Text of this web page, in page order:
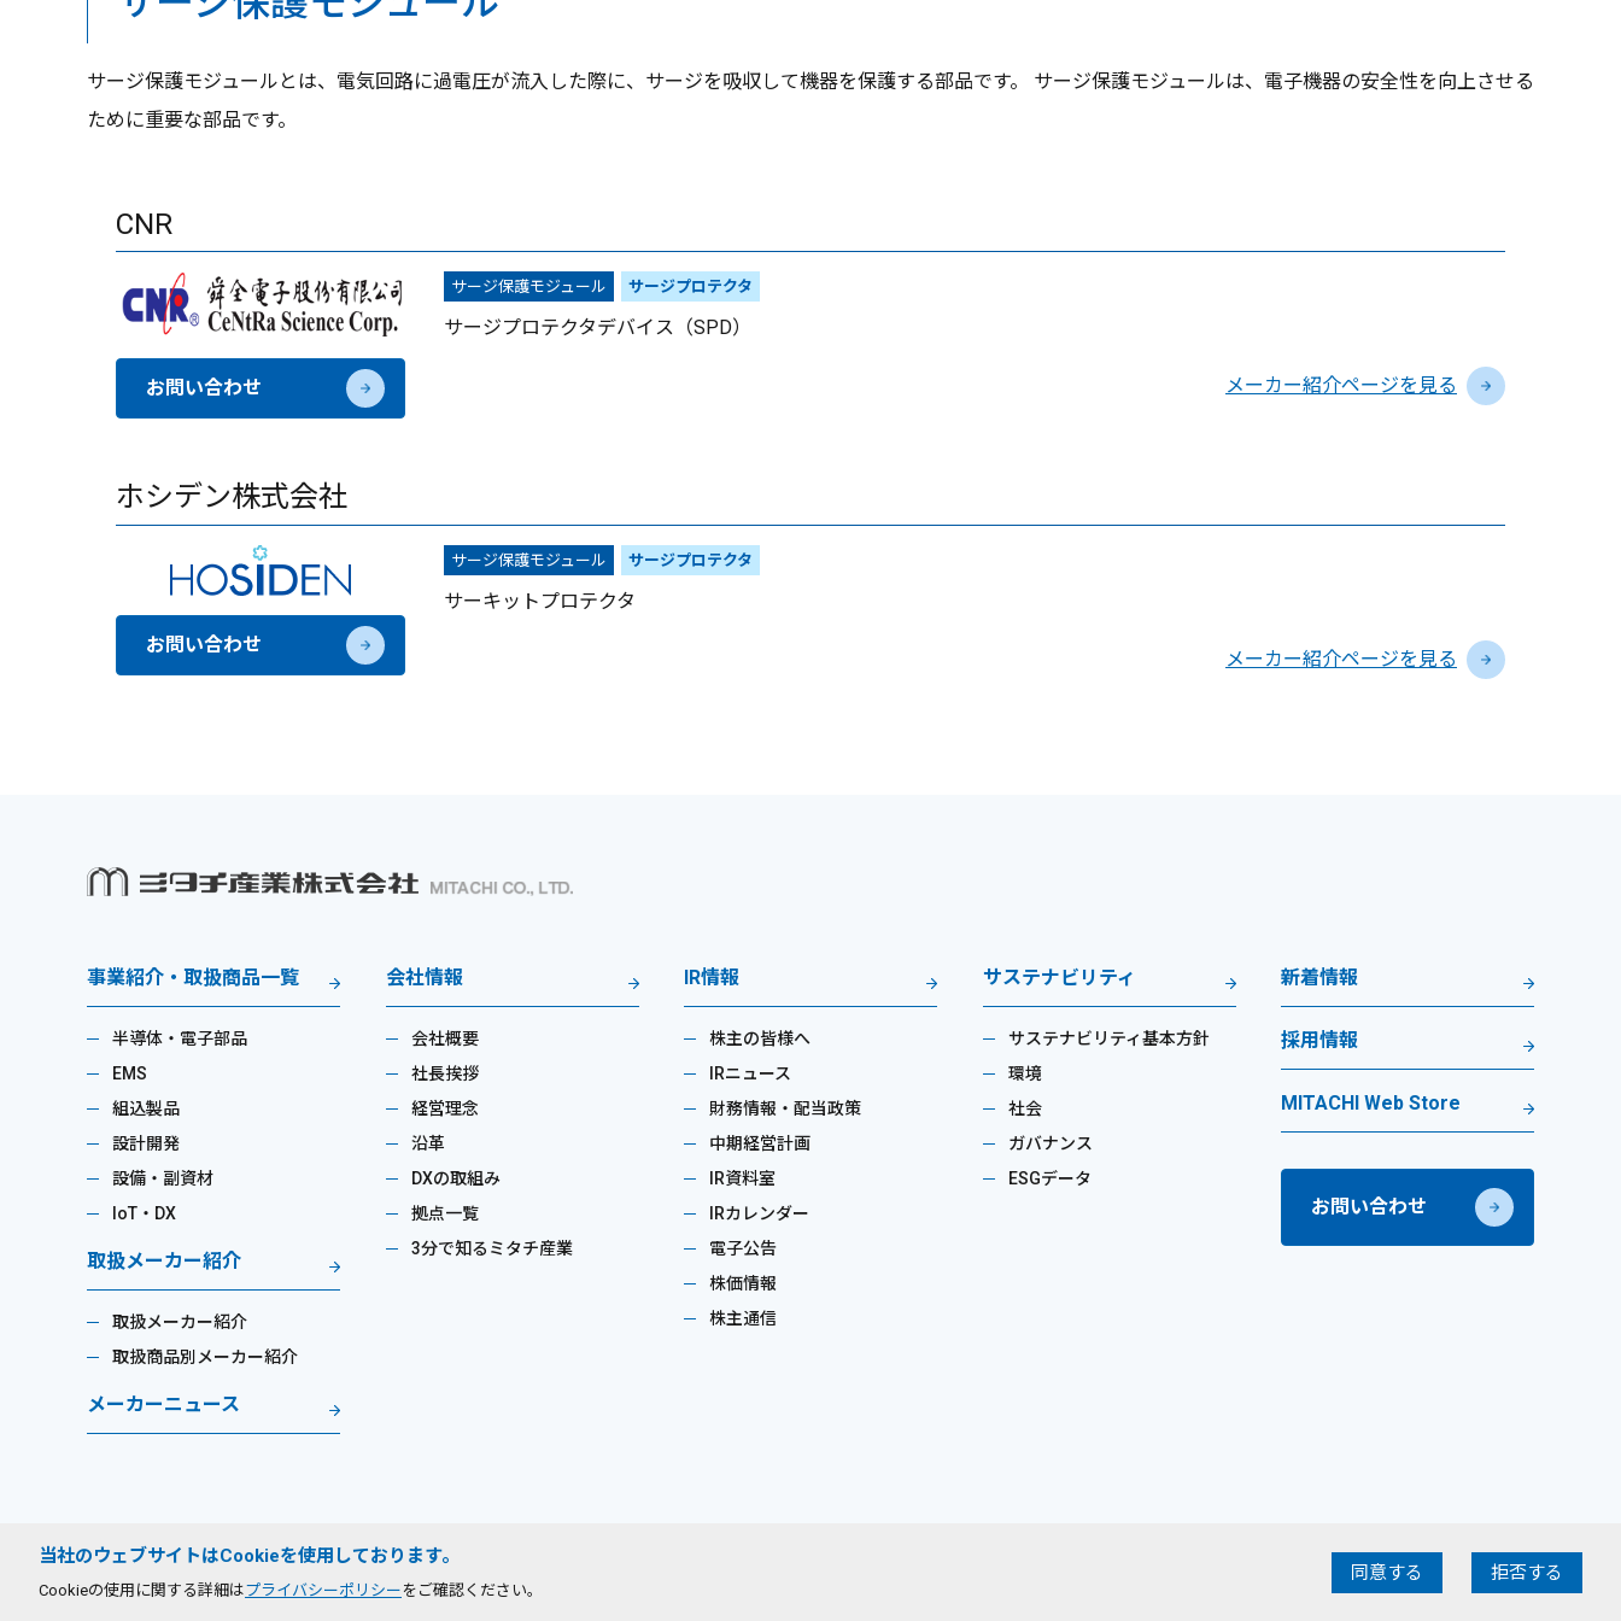
サージ保護モジュールとは、電気回路に過電圧が流入した際に、サージを吸収して機器を保護する部品です。 サージ保護モジュールは、電子機器の安全性を向上させる
ために重要な部品です。
CNR
お問い合わせ
サージ保護モジュール サージプロテクタ
サージプロテクタデバイス（SPD）
メーカー紹介ページを見る
ホシデン株式会社
お問い合わせ
サージ保護モジュール サージプロテクタ
サーキットプロテクタ
メーカー紹介ページを見る
事業紹介・取扱商品一覧
半導体・電子部品
EMS
組込製品
設計開発
設備・副資材
IoT・DX
取扱メーカー紹介
取扱メーカー紹介
取扱商品別メーカー紹介
メーカーニュース
会社情報
会社概要
社長挨拶
経営理念
沿革
DXの取組み
拠点一覧
3分で知るミタチ産業
IR情報
株主の皆様へ
IRニュース
財務情報・配当政策
中期経営計画
IR資料室
IRカレンダー
電子公告
株価情報
株主通信
サステナビリティ
サステナビリティ基本方針
環境
社会
ガバナンス
ESGデータ
新着情報
採用情報
MITACHI Web Store
お問い合わせ
プライバシーポリシー サイトのご利用条件 MITACHI CO., LTD. All Rights Reserved.
当社のウェブサイトはCookieを使用しております。
Cookieの使用に関する詳細はプライバシーポリシー をご確認ください。
同意する 拒否する